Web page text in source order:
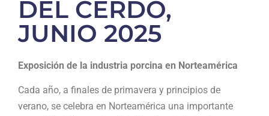
DEL CERDO,
JUNIO 2025
Exposición de la industria porcina en Norteamérica
Cada año, a finales de primavera y principios de
verano, se celebra en Norteamérica una importante